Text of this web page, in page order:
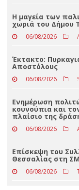
Εφυγε από τη ζωή
06/08/2026
Η μαγεία των
χωριά του Δήμου
06/08/2026
Έκτακτο:
Αποστόλους
06/08/2026
κουνούπια και
πλαίσιο της
06/08/2026